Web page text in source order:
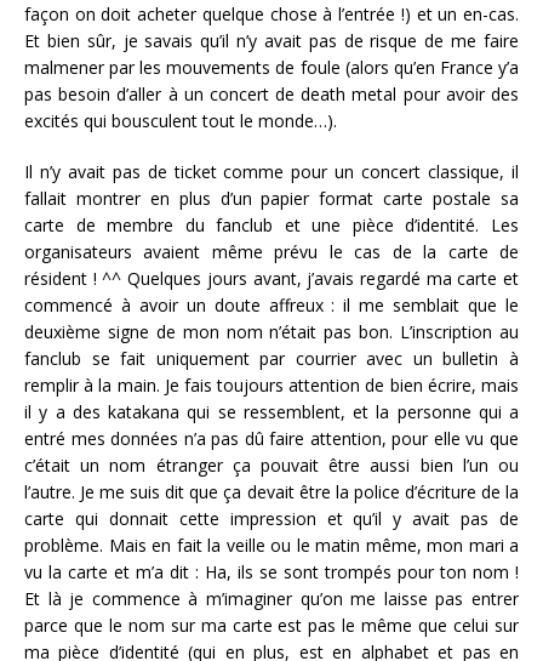
façon on doit acheter quelque chose à l’entrée !) et un en-cas.
Et bien sûr, je savais qu’il n’y avait pas de risque de me faire
malmener par les mouvements de foule (alors qu’en France y’a
pas besoin d’aller à un concert de death metal pour avoir des
excités qui bousculent tout le monde…).
Il n’y avait pas de ticket comme pour un concert classique, il
fallait montrer en plus d’un papier format carte postale sa
carte de membre du fanclub et une pièce d’identité. Les
organisateurs avaient même prévu le cas de la carte de
résident ! ^^ Quelques jours avant, j’avais regardé ma carte et
commencé à avoir un doute affreux : il me semblait que le
deuxième signe de mon nom n’était pas bon. L’inscription au
fanclub se fait uniquement par courrier avec un bulletin à
remplir à la main. Je fais toujours attention de bien écrire, mais
il y a des katakana qui se ressemblent, et la personne qui a
entré mes données n’a pas dû faire attention, pour elle vu que
c’était un nom étranger ça pouvait être aussi bien l’un ou
l’autre. Je me suis dit que ça devait être la police d’écriture de la
carte qui donnait cette impression et qu’il y avait pas de
problème. Mais en fait la veille ou le matin même, mon mari a
vu la carte et m’a dit : Ha, ils se sont trompés pour ton nom !
Et là je commence à m’imaginer qu’on me laisse pas entrer
parce que le nom sur ma carte est pas le même que celui sur
ma pièce d’identité (qui en plus, est en alphabet et pas en